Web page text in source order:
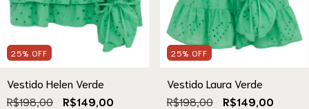
25% OFF
Vestido Helen Verde
R$198,00 R$149,00
25% OFF
Vestido Laura Verde
R$198,00 R$149,00